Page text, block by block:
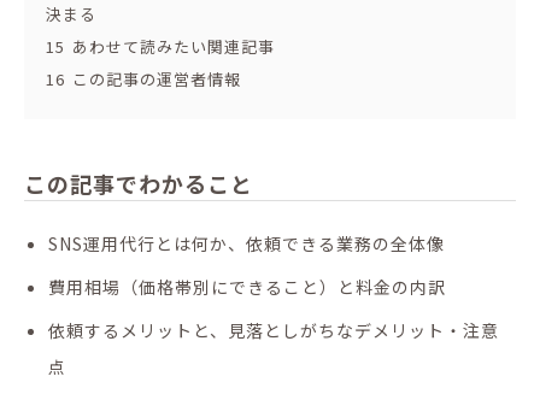
決まる
15 あわせて読みたい関連記事
16 この記事の運営者情報
この記事でわかること
SNS運用代行とは何か、依頼できる業務の全体像
費用相場（価格帯別にできること）と料金の内訳
依頼するメリットと、見落としがちなデメリット・注意
点